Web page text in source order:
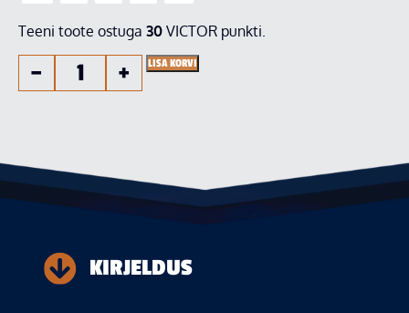
Teeni toote ostuga 30 VICTOR punkti.
− + LISA KORVI
KIRJELDUS